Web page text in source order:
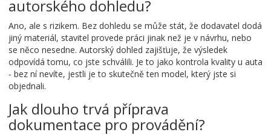
autorského dohledu?
Ano, ale s rizikem. Bez dohledu se může stát, že dodavatel dodá
jiný materiál, stavitel provede práci jinak než je v návrhu, nebo
se něco nesedne. Autorský dohled zajišťuje, že výsledek
odpovídá tomu, co jste schválili. Je to jako kontrola kvality u auta
- bez ní nevíte, jestli je to skutečně ten model, který jste si
objednali.
Jak dlouho trvá příprava
dokumentace pro provádění?